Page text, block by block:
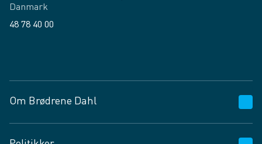
Danmark
48 78 40 00
Om Brødrene Dahl